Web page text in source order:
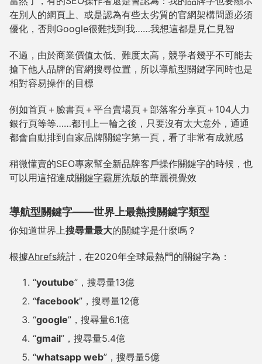
在別人的網頁上、或是認為有些太劣質的官網架構問題必須
優化，否則Google很難找到我……我想這都是見仁見智
不過，由於商業價值太低、難度太高，競爭者幾乎不可能去
搶下他人品牌的官網搜尋位置，所以導航型關鍵字同時也是
相對容易操作的目標
例如首頁＋臉書頁＋平台賣場頁＋部落客分享頁＋104人力
銀行頁等等……都刊上一輪之後，只要沒有太大意外，通通
都會自動排到自家品牌關鍵字第一頁，看了非常有成就感
稍微懂賣的SEO專家幫全新品牌客戶操作關鍵字的時候，也
可以用這招達成關鍵字霸屏洗版的華麗視覺效
導航型關鍵字——世界上最熱搜關鍵字類型
你知道世界上搜尋量最大的關鍵字是什麼嗎？
根據Ahrefs統計，在2020年全球最熱門的關鍵字為：
“youtube”，搜尋量13億
“facebook”，搜尋量12億
“google”，搜尋量6.1億
“gmail”，搜尋量5.4億
“whatsapp web”，搜尋量5億